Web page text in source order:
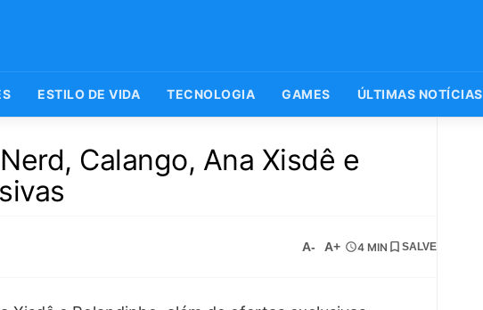
ESTILO DE VIDA TECNOLOGIA GAMES ÚLTIMAS NOTÍCIAS
Calango, Ana Xisdê e
A- A+ 4 MIN SALVE